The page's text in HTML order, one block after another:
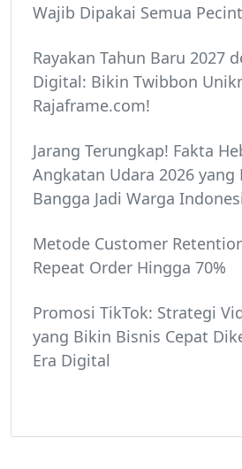
Wajib Dipakai Semua
Rayakan Tahun Baru 2027
Digital: Bikin Twibbon
Rajaframe.com!
Jarang Terungkap! Fakta
Angkatan Udara 2026 yang
Bangga Jadi Warga
Metode Customer
Repeat Order Hingga 70%
Promosi TikTok: Strategi
yang Bikin Bisnis Cepat
Era Digital